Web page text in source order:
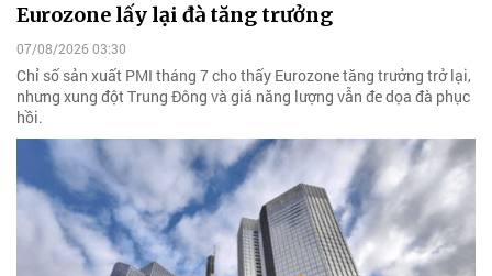
Eurozone lấy lại đà tăng trưởng
07/08/2026 03:30
Chỉ số sản xuất PMI tháng 7 cho thấy Eurozone tăng trưởng trở lại,
nhưng xung đột Trung Đông và giá năng lượng vẫn đe dọa đà phục
hồi.